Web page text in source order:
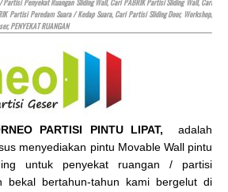
Penyekat Ruangan Sliding Wall, Cari PABRIK Partisi Sliding Wall, Cari
Partisi Peredam Suara / Kedap Suara, Cari Partisi Sliding Door, Workshop,
PENYEKAT RUANGAN
PARTISI PINTU LIPAT, adalah
menyediakan pintu Movable Wall pintu
untuk penyekat ruangan / partisi
bertahun-tahun kami bergelut di